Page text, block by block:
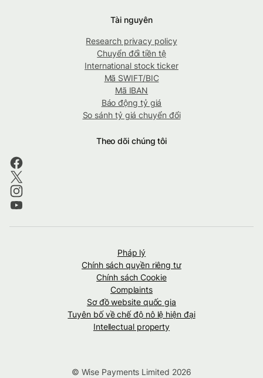
Tài nguyên
Research privacy policy
Chuyển đổi tiền tệ
International stock ticker
Mã SWIFT/BIC
Mã IBAN
Báo động tỷ giá
So sánh tỷ giá chuyển đổi
Theo dõi chúng tôi
Pháp lý
Chính sách quyền riêng tư
Chính sách Cookie
Complaints
Sơ đồ website quốc gia
Tuyên bố về chế độ nô lệ hiện đại
Intellectual property
© Wise Payments Limited 2026